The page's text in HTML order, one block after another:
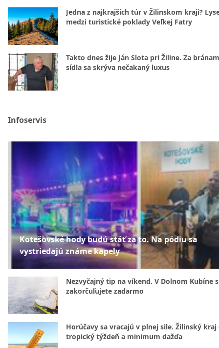
Jedna z najkrajších túr v Žilinskom kraji?
medzi turistické poklady Veľkej Fatry
Takto dnes žije Ján Slota pri Žiline. Za
sídla sa skrýva nečakaný luxus
Infoservis
Kotešovské hody budú stáť za to. Na pódiu sa
vystriedajú známe kapely
Nezvyčajný tip na víkend. V Dolnom Kubíne
zakorčuľujete zadarmo
Horúčavy sa vracajú v plnej sile. Žilinský kraj
tropický týždeň a minimum dažďa